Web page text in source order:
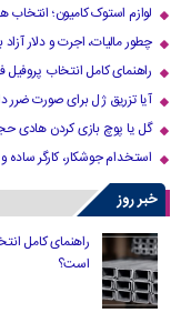
لوازم استوک کامیون؛ انتخاب
چطور مالیات، اجرت و دلار آزاد بر قیمت طلای
راهنمای کامل انتخاب
آیا تزریق ژل برای صورت ضرر
گل یا پوچ بازی کردن هادی
استخدام جوشکار، کارگر ساده
خبر روز
راهنمای کامل
است؟